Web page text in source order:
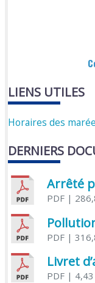
LIENS UTILES
Horaires des
DERNIERS
PDF|
PDF|
Livret
PDF| 4,43